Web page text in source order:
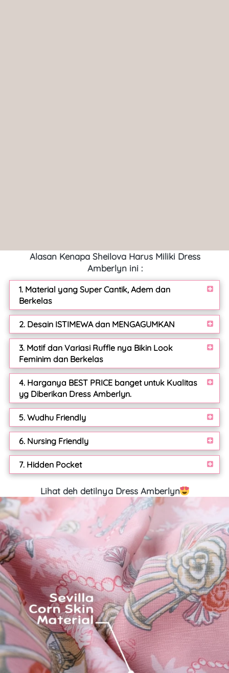
Alasan Kenapa Sheilova Harus Miliki Dress
Amberlyn ini :
1. Material yang Super Cantik, Adem dan
Berkelas
2. Desain ISTIMEWA dan MENGAGUMKAN
3. Motif dan Variasi Ruffle nya Bikin Look
Feminim dan Berkelas
4. Harganya BEST PRICE banget untuk Kualitas
yg Diberikan Dress Amberlyn.
5. Wudhu Friendly
6. Nursing Friendly
7. Hidden Pocket
Lihat deh detilnya Dress Amberlyn